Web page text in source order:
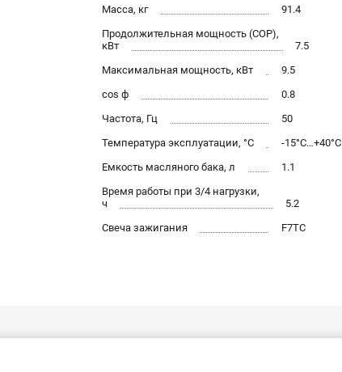
Масса, кг
91.4
Продолжительная мощность (COP),
кВт
7.5
Максимальная мощность, кВт
9.5
cos ф
0.8
Частота, Гц
50
Температура эксплуатации, °С
-15°С…+40°С
Емкость масляного бака, л
1.1
Время работы при 3/4 нагрузки,
ч
5.2
Свеча зажигания
F7TC